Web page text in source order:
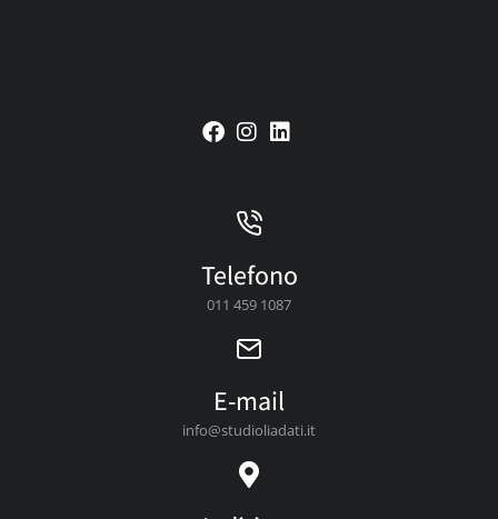
Telefono
011 459 1087
E-mail
info@studioliadati.it